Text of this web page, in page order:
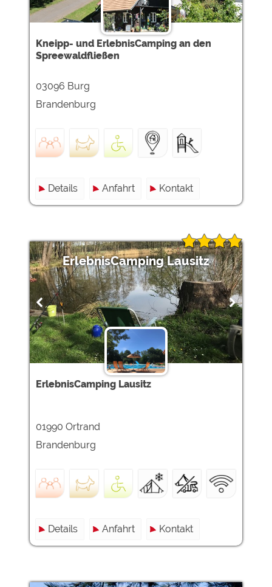
Kneipp- und ErlebnisCamping an den
Spreewaldfließen
03096 Burg
Brandenburg
Details Anfahrt Kontakt
ErlebnisCamping Lausitz
ErlebnisCamping Lausitz
01990 Ortrand
Brandenburg
Details Anfahrt Kontakt
Google Remarketing
https://policies.google.com/privacy
Die Cookieeinstellungen können jeder Zeit im Footer
über "COOKIES" geändert werden!